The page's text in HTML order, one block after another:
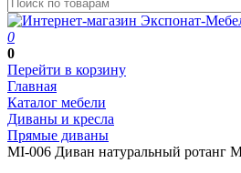
0
0
Перейти в корзину
Главная
Каталог мебели
Диваны и кресла
Прямые диваны
MI-006 Диван натуральный ротанг